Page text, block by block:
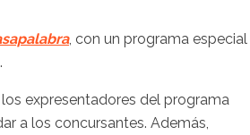
, con un programa especial
expresentadores del programa
a los concursantes. Además,